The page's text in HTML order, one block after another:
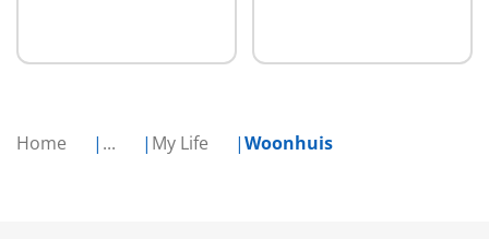
Home ... My Life Woonhuis